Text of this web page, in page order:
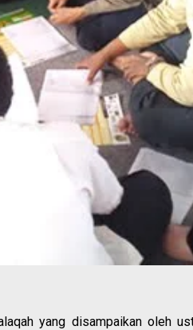
yang disampaikan oleh